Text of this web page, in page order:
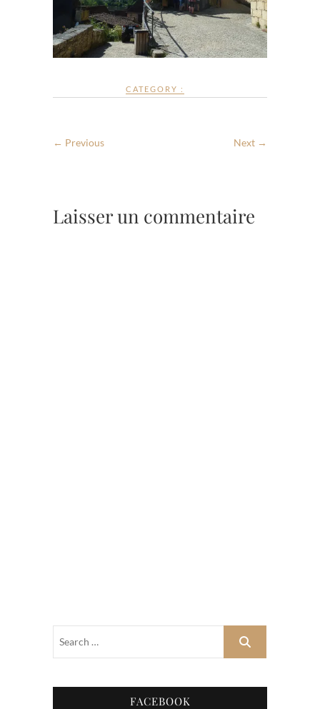
CATEGORY :
← Previous Next →
Laisser un commentaire
FACEBOOK